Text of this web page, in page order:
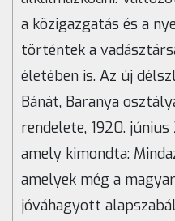
a közigazgatás és a
történtek a
életében is. Az új
Bánát, Baranya
rendelete, 1920.
amely kimondta:
amelyek még a
jóváhagyott